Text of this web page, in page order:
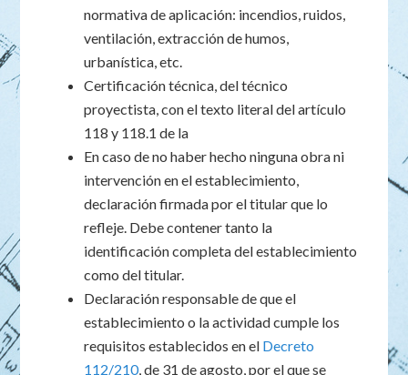
normativa de aplicación: incendios, ruidos,
ventilación, extracción de humos,
urbanística, etc.
Certificación técnica, del técnico
proyectista, con el texto literal del artículo
118 y 118.1 de la
En caso de no haber hecho ninguna obra ni
intervención en el establecimiento,
declaración firmada por el titular que lo
refleje. Debe contener tanto la
identificación completa del establecimiento
como del titular.
Declaración responsable de que el
establecimiento o la actividad cumple los
requisitos establecidos en el Decreto
112/210, de 31 de agosto, por el que se